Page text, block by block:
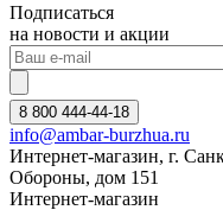
Подписаться
на новости и акции
8 800 444-44-18
info@ambar-burzhua.ru
Интернет-магазин, г.
Обороны, дом 151
Интернет-магазин